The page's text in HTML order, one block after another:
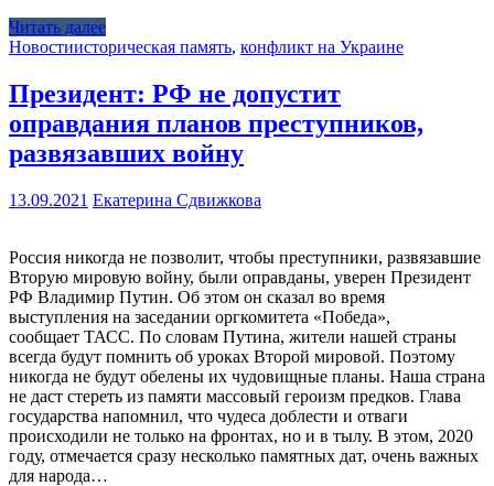
Читать далее
Новостиисторическая память, конфликт на Украине
Президент: РФ не допустит
оправдания планов преступников,
развязавших войну
13.09.2021 Екатерина Сдвижкова
Россия никогда не позволит, чтобы преступники, развязавшие
Вторую мировую войну, были оправданы, уверен Президент
РФ Владимир Путин. Об этом он сказал во время
выступления на заседании оргкомитета «Победа»,
сообщает ТАСС. По словам Путина, жители нашей страны
всегда будут помнить об уроках Второй мировой. Поэтому
никогда не будут обелены их чудовищные планы. Наша страна
не даст стереть из памяти массовый героизм предков. Глава
государства напомнил, что чудеса доблести и отваги
происходили не только на фронтах, но и в тылу. В этом, 2020
году, отмечается сразу несколько памятных дат, очень важных
для народа…